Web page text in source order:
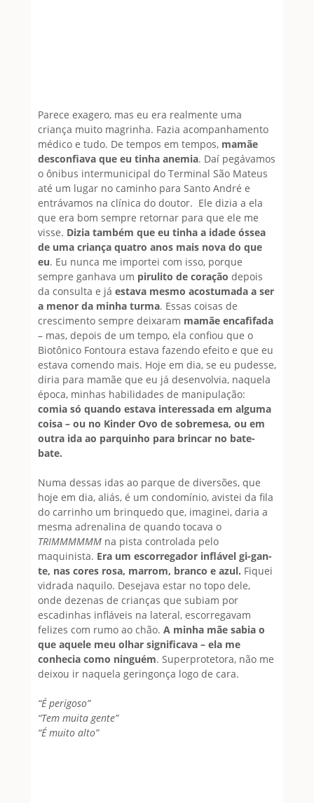
Parece exagero, mas eu era realmente uma
criança muito magrinha. Fazia acompanhamento
médico e tudo. De tempos em tempos, mamãe
desconfiava que eu tinha anemia. Daí pegávamos
o ônibus intermunicipal do Terminal São Mateus
até um lugar no caminho para Santo André e
entrávamos na clínica do doutor. Ele dizia a ela
que era bom sempre retornar para que ele me
visse. Dizia também que eu tinha a idade óssea
de uma criança quatro anos mais nova do que
eu. Eu nunca me importei com isso, porque
sempre ganhava um pirulito de coração depois
da consulta e já estava mesmo acostumada a ser
a menor da minha turma. Essas coisas de
crescimento sempre deixaram mamãe encafifada
– mas, depois de um tempo, ela confiou que o
Biotônico Fontoura estava fazendo efeito e que eu
estava comendo mais. Hoje em dia, se eu pudesse,
diria para mamãe que eu já desenvolvia, naquela
época, minhas habilidades de manipulação:
comia só quando estava interessada em alguma
coisa – ou no Kinder Ovo de sobremesa, ou em
outra ida ao parquinho para brincar no bate-
bate.
Numa dessas idas ao parque de diversões, que
hoje em dia, aliás, é um condomínio, avistei da fila
do carrinho um brinquedo que, imaginei, daria a
mesma adrenalina de quando tocava o
TRIMMMMMM na pista controlada pelo
maquinista. Era um escorregador inflável gi-gan-
te, nas cores rosa, marrom, branco e azul. Fiquei
vidrada naquilo. Desejava estar no topo dele,
onde dezenas de crianças que subiam por
escadinhas infláveis na lateral, escorregavam
felizes com rumo ao chão. A minha mãe sabia o
que aquele meu olhar significava – ela me
conhecia como ninguém. Superprotetora, não me
deixou ir naquela geringonça logo de cara.
“É perigoso”
“Tem muita gente”
“É muito alto”